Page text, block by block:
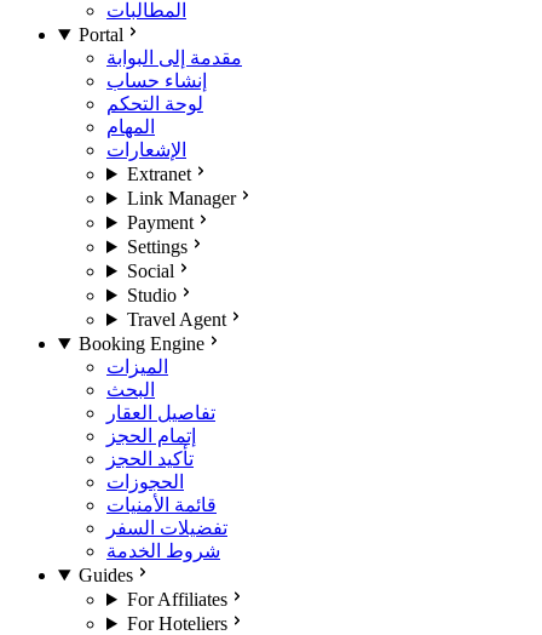
المطالبات
Portal
مقدمة إلى البوابة
إنشاء حساب
لوحة التحكم
المهام
الإشعارات
Extranet
Link Manager
Payment
Settings
Social
Studio
Travel Agent
Booking Engine
الميزات
البحث
تفاصيل العقار
إتمام الحجز
تأكيد الحجز
الحجوزات
قائمة الأمنيات
تفضيلات السفر
شروط الخدمة
Guides
For Affiliates
For Hoteliers